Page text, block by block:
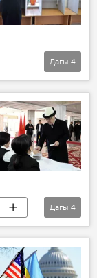
Дагы 4
Дагы 4